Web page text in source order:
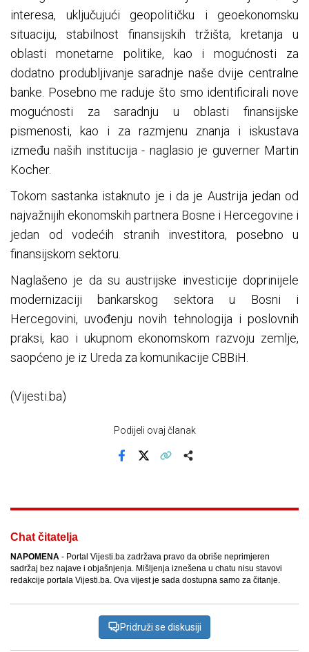
interesa, uključujući geopolitičku i geoekonomsku
situaciju, stabilnost finansijskih tržišta, kretanja u
oblasti monetarne politike, kao i mogućnosti za
dodatno produbljivanje saradnje naše dvije centralne
banke. Posebno me raduje što smo identificirali nove
mogućnosti za saradnju u oblasti finansijske
pismenosti, kao i za razmjenu znanja i iskustava
između naših institucija - naglasio je guverner Martin
Kocher.
Tokom sastanka istaknuto je i da je Austrija jedan od
najvažnijih ekonomskih partnera Bosne i Hercegovine i
jedan od vodećih stranih investitora, posebno u
finansijskom sektoru.
Naglašeno je da su austrijske investicije doprinijele
modernizaciji bankarskog sektora u Bosni i
Hercegovini, uvođenju novih tehnologija i poslovnih
praksi, kao i ukupnom ekonomskom razvoju zemlje,
saopćeno je iz Ureda za komunikacije CBBiH.
(Vijesti.ba)
Podijeli ovaj članak
Chat čitatelja
NAPOMENA - Portal Vijesti.ba zadržava pravo da obriše neprimjeren
sadržaj bez najave i objašnjenja. Mišljenja iznešena u chatu nisu stavovi
redakcije portala Vijesti.ba. Ova vijest je sada dostupna samo za čitanje.
Pridruži se diskusiji